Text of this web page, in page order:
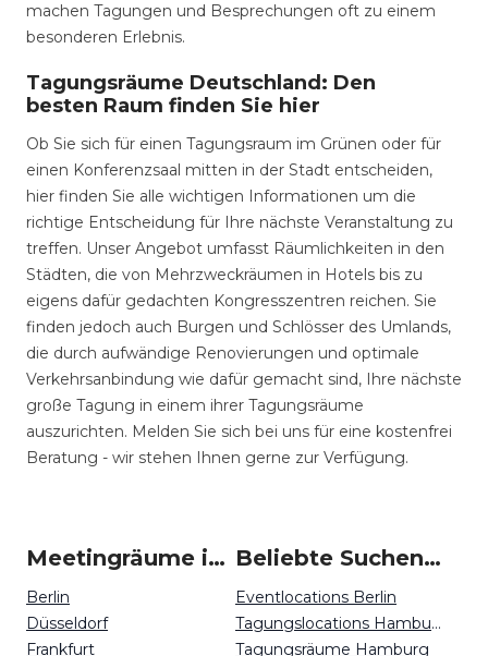
machen Tagungen und Besprechungen oft zu einem
besonderen Erlebnis.
Tagungsräume Deutschland: Den
besten Raum finden Sie hier
Ob Sie sich für einen Tagungsraum im Grünen oder für
einen Konferenzsaal mitten in der Stadt entscheiden,
hier finden Sie alle wichtigen Informationen um die
richtige Entscheidung für Ihre nächste Veranstaltung zu
treffen. Unser Angebot umfasst Räumlichkeiten in den
Städten, die von Mehrzweckräumen in Hotels bis zu
eigens dafür gedachten Kongresszentren reichen. Sie
finden jedoch auch Burgen und Schlösser des Umlands,
die durch aufwändige Renovierungen und optimale
Verkehrsanbindung wie dafür gemacht sind, Ihre nächste
große Tagung in einem ihrer Tagungsräume
auszurichten. Melden Sie sich bei uns für eine kostenfrei
Beratung - wir stehen Ihnen gerne zur Verfügung.
Meetingräume in Deutschland
Berlin
Düsseldorf
Frankfurt
Beliebte Suchen auf Event Inc
Eventlocations Berlin
Tagungslocations Hamburg
Tagungsräume Hamburg